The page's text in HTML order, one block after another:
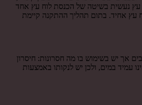
עץ בטווח המידות של עובי של 10-21 מילימטר, רוחב של 9-18 ס"מ ואורך של 220 ס"מ. התקנת פרקט עץ נעשית בשיטה של הכנסת לוח עץ אחד
עץ אחיד. בתום תהליך ההתקנה קיימת
אך יש בשימוש בו מה חסרונות: חיסרון
עמיד במים, ולכן יש לנקותו באמצעות